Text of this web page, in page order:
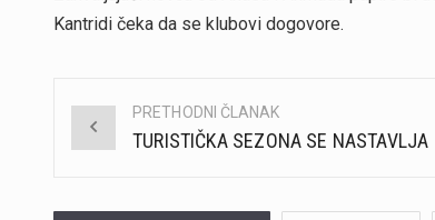
Kantridi čeka da se klubovi dogovore.
Post
PRETHODNI ČLANAK
TURISTIČKA SEZONA SE NASTAVLJA